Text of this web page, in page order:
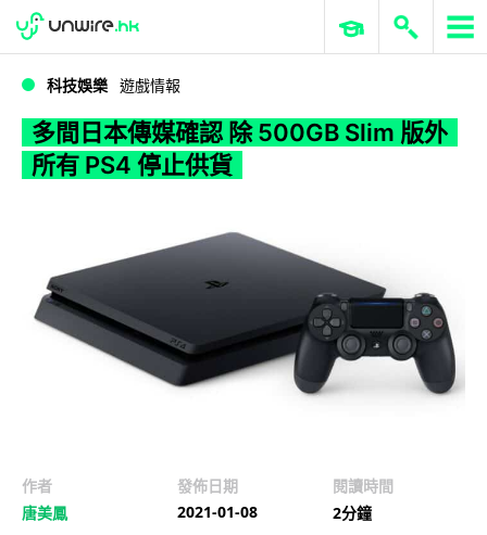
WWDC 2026 ERP 與商業 AI
科技娛樂 遊戲情報
多間日本傳媒確認 除 500GB Slim 版外
所有 PS4 停止供貨
作者
唐美鳳
發佈日期
2021-01-08
閱讀時間
2分鐘